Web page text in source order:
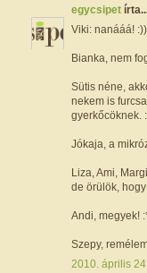
egycsipet
Viki: nanááá! :))
Bianka, nem
Sütis néne,
nekem is
gyerkőcöknek.
Jókaja, a
Liza, Ami,
de örülök,
Andi, megyek!
Szepy,
2010. április